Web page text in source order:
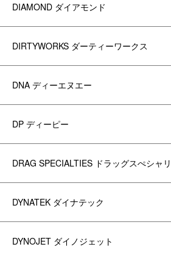
DIAMOND ダイアモンド
DIRTYWORKS ダーティーワークス
DNA ディーエヌエー
DP ディーピー
DRAG SPECIALTIES ドラッグスぺシャ
DYNATEK ダイナテック
DYNOJET ダイノジェット